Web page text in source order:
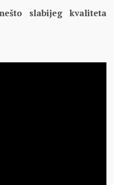
slabijeg kvaliteta